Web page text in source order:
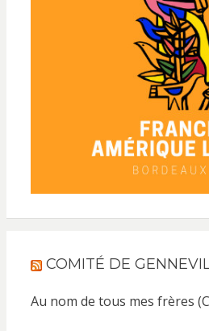
COMITÉ DE
Au nom de tous mes frères